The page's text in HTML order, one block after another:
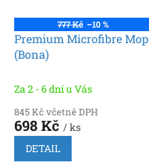
777 Kč –10 %
Premium Microfibre Mop
(Bona)
Za 2 - 6 dní u Vás
845 Kč včetně DPH
698 Kč / ks
DETAIL